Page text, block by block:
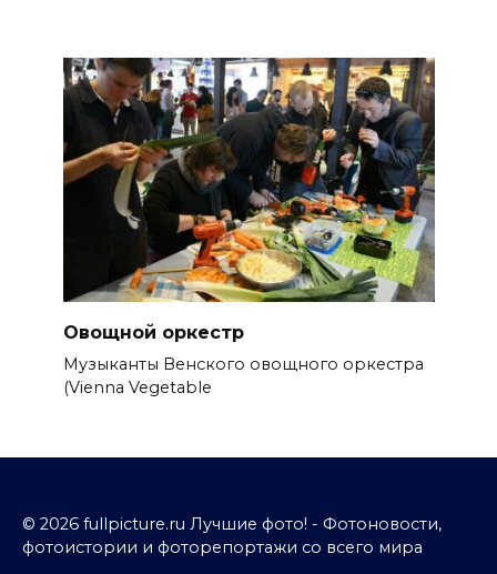
Овощной оркестр
Музыканты Венского овощного оркестра
(Vienna Vegetable
© 2026 fullpicture.ru Лучшие фото! - Фотоновости,
фотоистории и фоторепортажи со всего мира